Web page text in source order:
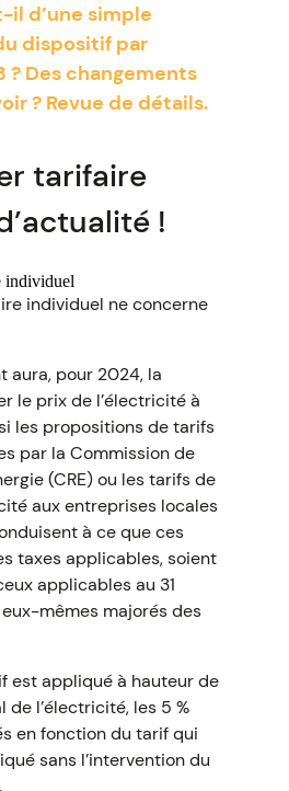
il d’une simple
dispositif par
? Des changements
? Revue de détails.
tarifaire
!
individuel
individuel ne concerne
aura, pour 2024, la
le prix de l’électricité à
les propositions de tarifs
par la Commission de
(CRE) ou les tarifs de
aux entreprises locales
à ce que ces
taxes applicables, soient
applicables au 31
mêmes majorés des
est appliqué à hauteur de
de l’électricité, les 5 %
en fonction du tarif qui
sans l’intervention du